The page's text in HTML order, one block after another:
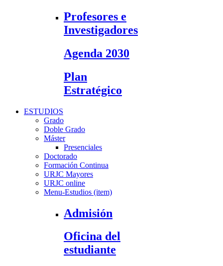
Profesores e
Investigadores
Agenda 2030
Plan
Estratégico
ESTUDIOS
Grado
Doble Grado
Máster
Presenciales
Doctorado
Formación Continua
URJC Mayores
URJC online
Menu-Estudios (item)
Admisión
Oficina del
estudiante